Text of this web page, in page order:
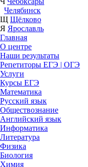
Челябинск
Щ Щёлково
Я Ярославль
Главная
О центре
Наши результаты
Репетиторы ЕГЭ | ОГЭ
Услуги
Курсы ЕГЭ
Математика
Русский язык
Обществознание
Английский язык
Информатика
Литература
Физика
Биология
Химия